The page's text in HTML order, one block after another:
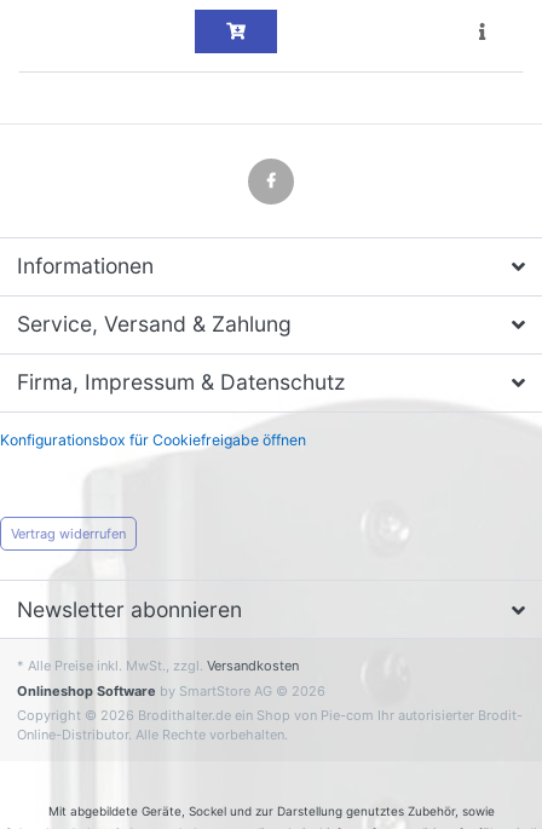
Informationen
Service, Versand & Zahlung
Firma, Impressum & Datenschutz
Konfigurationsbox für Cookiefreigabe öffnen
Vertrag widerrufen
Newsletter abonnieren
* Alle Preise inkl. MwSt., zzgl. Versandkosten
Onlineshop Software by SmartStore AG © 2026
Copyright © 2026 Brodithalter.de ein Shop von Pie-com Ihr autorisierter Brodit-
Online-Distributor. Alle Rechte vorbehalten.
Mit abgebildete Geräte, Sockel und zur Darstellung genutztes Zubehör, sowie